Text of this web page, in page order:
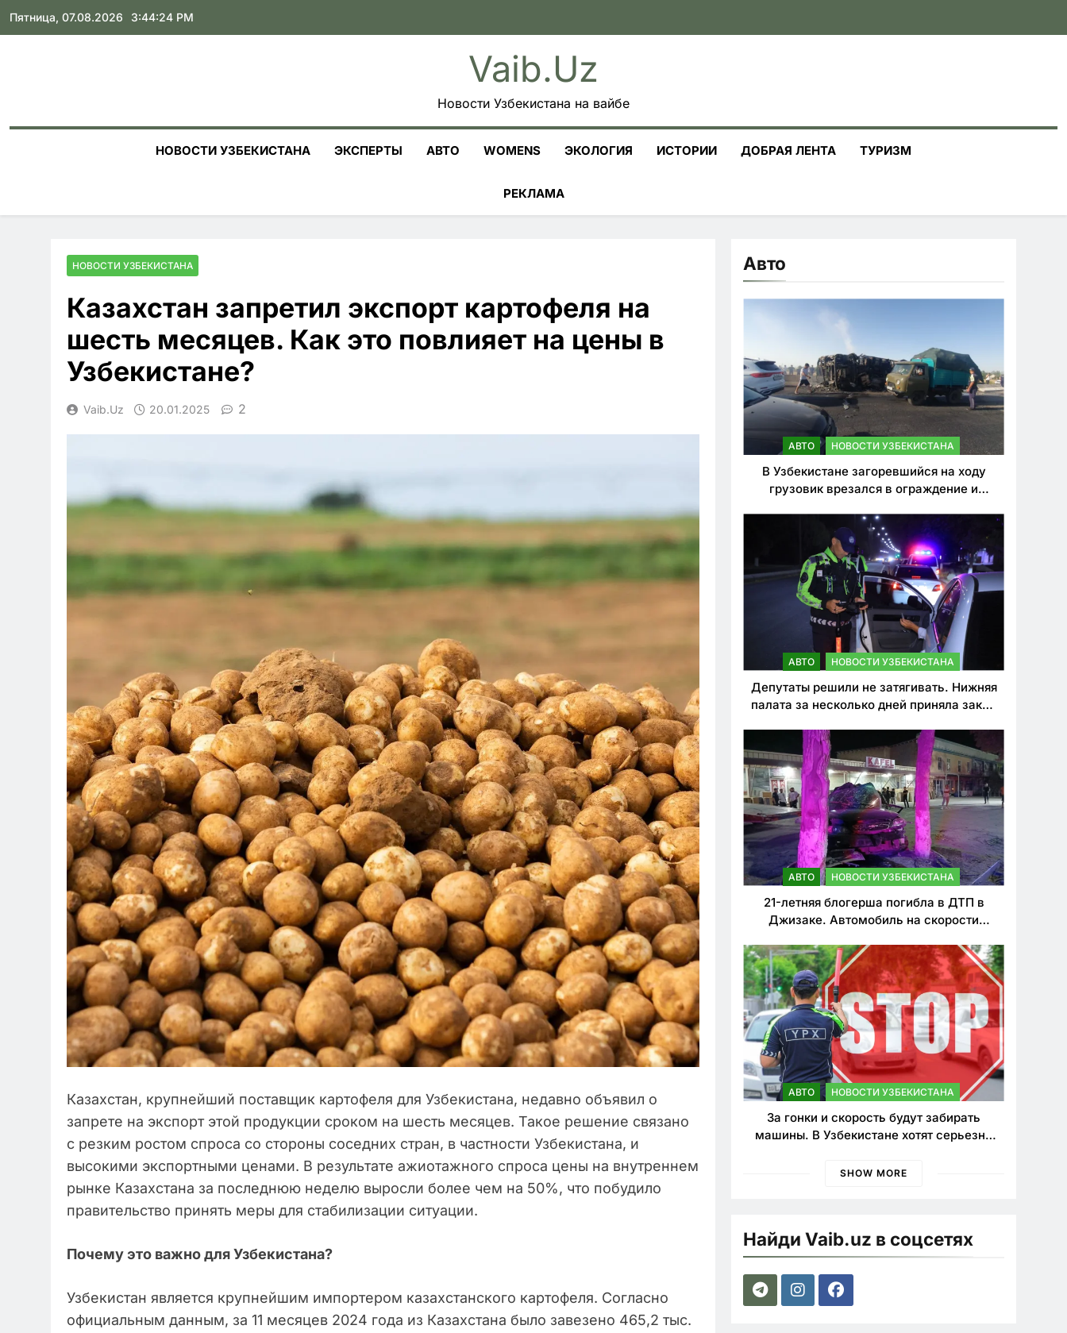
Skip
Пятница, 07.08.2026 3:44:26 PM
Vaib.uz
Новости Узбекистана на вайбе
НОВОСТИ УЗБЕКИСТАНА ЭКСПЕРТЫ АВТО WOMENS ЭКОЛОГИЯ ИСТОРИИ ДОБРАЯ ЛЕНТА ТУРИЗМ
РЕКЛАМА
НОВОСТИ УЗБЕКИСТАНА
Казахстан запретил экспорт картофеля на
шесть месяцев. Как это повлияет на цены в
Узбекистане?
Vaib.uz 20.01.2025 2
Казахстан, крупнейший поставщик картофеля для Узбекистана, недавно объявил о
запрете на экспорт этой продукции сроком на шесть месяцев. Такое решение связано
с резким ростом спроса со стороны соседних стран, в частности Узбекистана, и
высокими экспортными ценами. В результате ажиотажного спроса цены на внутреннем
рынке Казахстана за последнюю неделю выросли более чем на 50%, что побудило
правительство принять меры для стабилизации ситуации.
Почему это важно для Узбекистана?
Узбекистан является крупнейшим импортером казахстанского картофеля. Согласно
официальным данным, за 11 месяцев 2024 года из Казахстана было завезено 465,2 тыс.
Авто
АВТО НОВОСТИ УЗБЕКИСТАНА
В Узбекистане загоревшийся на ходу
грузовик врезался в ограждение и
АВТО НОВОСТИ УЗБЕКИСТАНА
Депутаты решили не затягивать. Нижняя
палата за несколько дней приняла закон
нарушителей ПДД
АВТО НОВОСТИ УЗБЕКИСТАНА
21-летняя блогерша погибла в ДТП в
Джизаке. Автомобиль на скорости
АВТО НОВОСТИ УЗБЕКИСТАНА
За гонки и скорость будут забирать
машины. В Узбекистане хотят серьезно
SHOW MORE
Найди Vaib.uz в соцсетях